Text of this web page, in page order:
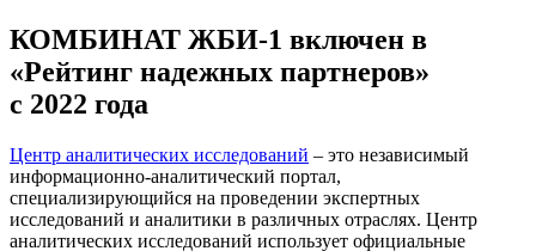
КОМБИНАТ ЖБИ-1 включен в
«Рейтинг надежных партнеров»
с 2022 года
Центр аналитических исследований – это независимый
информационно-аналитический портал,
специализирующийся на проведении экспертных
исследований и аналитики в различных отраслях. Центр
аналитических исследований использует официальные